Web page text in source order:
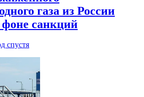
газа из России
фоне санкций
спустя